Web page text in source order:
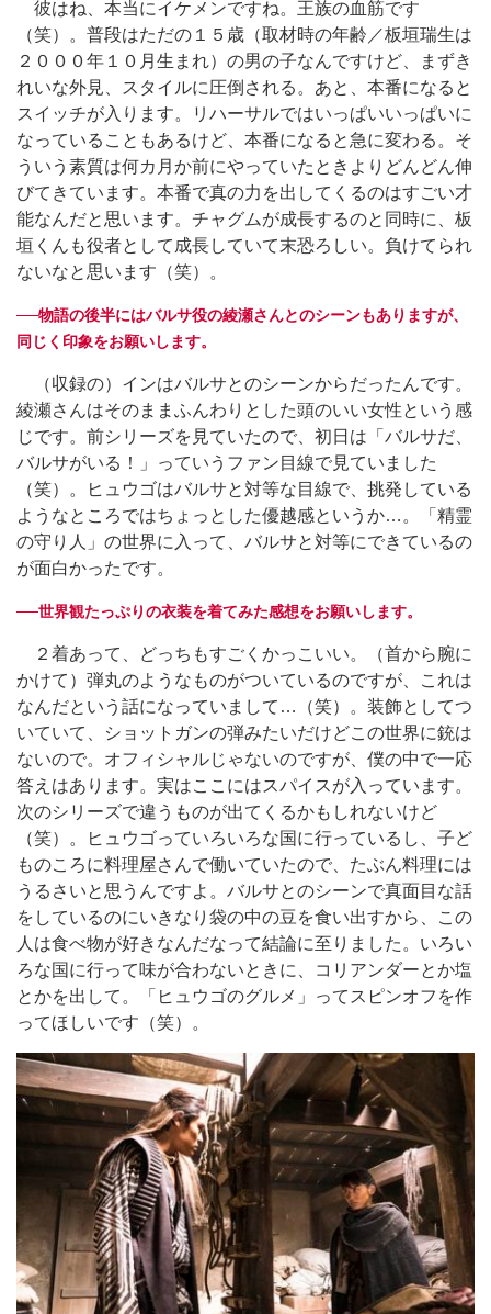
彼はね、本当にイケメンですね。王族の血筋です
（笑）。普段はただの１５歳（取材時の年齢／板垣瑞生は
２０００年１０月生まれ）の男の子なんですけど、まずき
れいな外見、スタイルに圧倒される。あと、本番になると
スイッチが入ります。リハーサルではいっぱいいっぱいに
なっていることもあるけど、本番になると急に変わる。そ
ういう素質は何カ月か前にやっていたときよりどんどん伸
びてきています。本番で真の力を出してくるのはすごい才
能なんだと思います。チャグムが成長するのと同時に、板
垣くんも役者として成長していて末恐ろしい。負けてられ
ないなと思います（笑）。
──物語の後半にはバルサ役の綾瀬さんとのシーンもありますが、
同じく印象をお願いします。
（収録の）インはバルサとのシーンからだったんです。
綾瀬さんはそのままふんわりとした頭のいい女性という感
じです。前シリーズを見ていたので、初日は「バルサだ、
バルサがいる！」っていうファン目線で見ていました
（笑）。ヒュウゴはバルサと対等な目線で、挑発している
ようなところではちょっとした優越感というか…。「精霊
の守り人」の世界に入って、バルサと対等にできているの
が面白かったです。
──世界観たっぷりの衣装を着てみた感想をお願いします。
２着あって、どっちもすごくかっこいい。（首から腕に
かけて）弾丸のようなものがついているのですが、これは
なんだという話になっていまして…（笑）。装飾としてつ
いていて、ショットガンの弾みたいだけどこの世界に銃は
ないので。オフィシャルじゃないのですが、僕の中で一応
答えはあります。実はここにはスパイスが入っています。
次のシリーズで違うものが出てくるかもしれないけど
（笑）。ヒュウゴっていろいろな国に行っているし、子ど
ものころに料理屋さんで働いていたので、たぶん料理には
うるさいと思うんですよ。バルサとのシーンで真面目な話
をしているのにいきなり袋の中の豆を食い出すから、この
人は食べ物が好きなんだなって結論に至りました。いろい
ろな国に行って味が合わないときに、コリアンダーとか塩
とかを出して。「ヒュウゴのグルメ」ってスピンオフを作
ってほしいです（笑）。